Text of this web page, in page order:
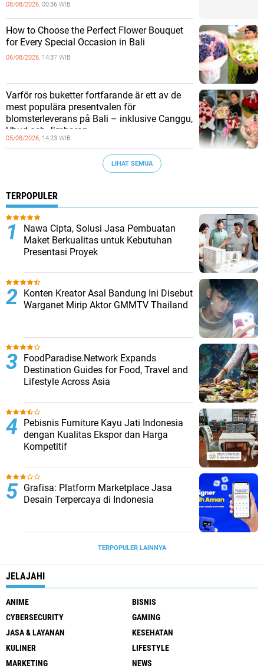
08/08/2026, 00:36 WIB
How to Choose the Perfect Flower Bouquet
for Every Special Occasion in Bali
06/08/2026, 14:37 WIB
Varför ros buketter fortfarande är ett av de
mest populära presentvalen för
blomsterleverans på Bali – inklusive Canggu,
Ubud och Jimbaran
05/08/2026, 14:23 WIB
LIHAT SEMUA
TERPOPULER
Nawa Cipta, Solusi Jasa Pembuatan
Maket Berkualitas untuk Kebutuhan
Presentasi Proyek
Konten Kreator Asal Bandung Ini Disebut
Warganet Mirip Aktor GMMTV Thailand
FoodParadise.Network Expands
Destination Guides for Food, Travel and
Lifestyle Across Asia
Pebisnis Furniture Kayu Jati Indonesia
dengan Kualitas Ekspor dan Harga
Kompetitif
Grafisa: Platform Marketplace Jasa
Desain Terpercaya di Indonesia
TERPOPULER LAINNYA
JELAJAHI
ANIME
BISNIS
CYBERSECURITY
GAMING
JASA & LAYANAN
KESEHATAN
KULINER
LIFESTYLE
MARKETING
NEWS